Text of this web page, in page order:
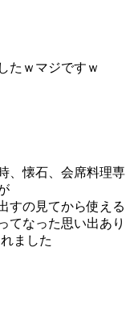
たｗマジですｗ
、懐石、会席料理専
すの見てから使える
てなった思い出あり
ました